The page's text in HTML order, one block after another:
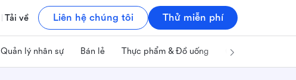
Tải về Liên hệ chúng tôi Thử miễn phí
Quản lý nhân sự Bán lẻ Thực phẩm & Đồ uống Công nghệ & IT